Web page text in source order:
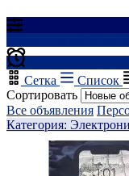
Сетка
Список
Сортировать
Все объявления
Категория: